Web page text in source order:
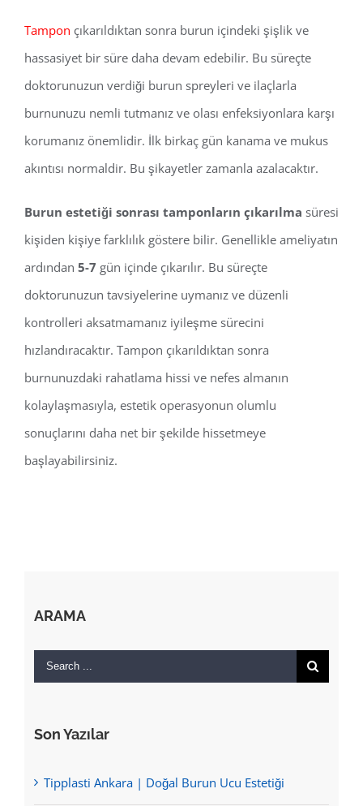
Tampon çıkarıldıktan sonra burun içindeki şişlik ve
hassasiyet bir süre daha devam edebilir. Bu süreçte
doktorunuzun verdiği burun spreyleri ve ilaçlarla
burnunuzu nemli tutmanız ve olası enfeksiyonlara karşı
korumanız önemlidir. İlk birkaç gün kanama ve mukus
akıntısı normaldir. Bu şikayetler zamanla azalacaktır.
Burun estetiği sonrası tamponların çıkarılma süresi
kişiden kişiye farklılık göstere bilir. Genellikle ameliyatın
ardından 5-7 gün içinde çıkarılır. Bu süreçte
doktorunuzun tavsiyelerine uymanız ve düzenli
kontrolleri aksatmamanız iyileşme sürecini
hızlandıracaktır. Tampon çıkarıldıktan sonra
burnunuzdaki rahatlama hissi ve nefes almanın
kolaylaşmasıyla, estetik operasyonun olumlu
sonuçlarını daha net bir şekilde hissetmeye
başlayabilirsiniz.
ARAMA
Search
Son Yazılar
Tipplasti Ankara | Doğal Burun Ucu Estetiği